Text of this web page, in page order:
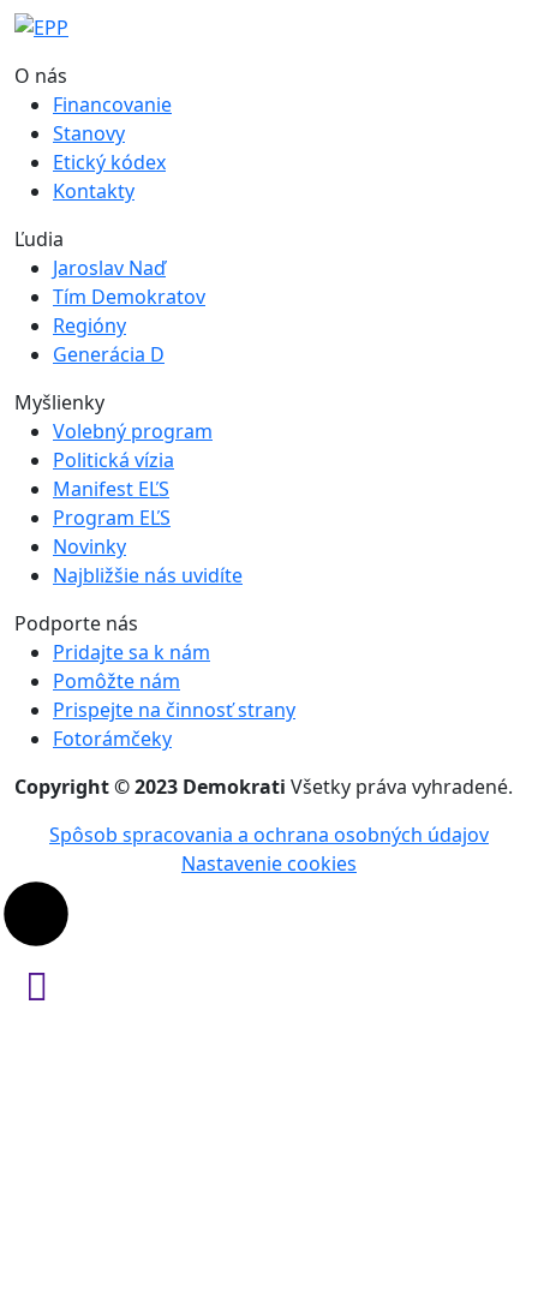
O nás
Financovanie
Stanovy
Etický kódex
Kontakty
Ľudia
Jaroslav Naď
Tím Demokratov
Regióny
Generácia D
Myšlienky
Volebný program
Politická vízia
Manifest EĽS
Program EĽS
Novinky
Najbližšie nás uvidíte
Podporte nás
Pridajte sa k nám
Pomôžte nám
Prispejte na činnosť strany
Fotorámčeky
Copyright © 2023 Demokrati Všetky práva vyhradené.
Spôsob spracovania a ochrana osobných údajov
Nastavenie cookies